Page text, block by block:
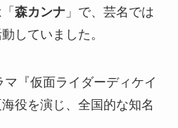
森カンナ」で、芸名では
していました。
『仮面ライダーディケイ
役を演じ、全国的な知名